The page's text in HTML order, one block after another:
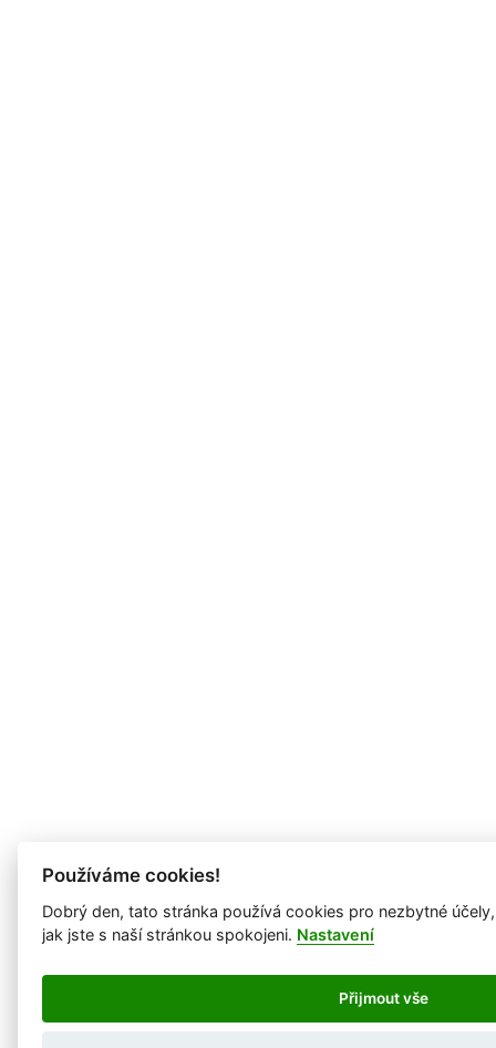
Používáme cookies!
Dobrý den, tato stránka používá cookies pro nezbytné
jak jste s naší stránkou spokojeni. Nastavení
Přijmout vše